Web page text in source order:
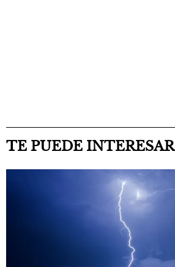
TE PUEDE INTERESAR